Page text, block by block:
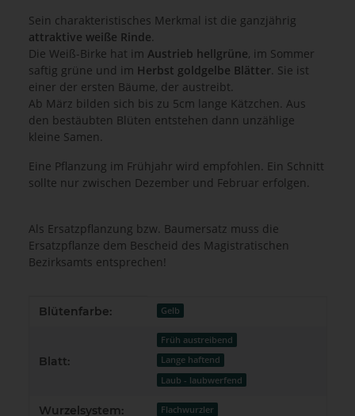
Sein charakteristisches Merkmal ist die ganzjährig
attraktive weiße Rinde.
Die Weiß-Birke hat im Austrieb hellgrüne, im Sommer
saftig grüne und im Herbst goldgelbe Blätter. Sie ist
einer der ersten Bäume, der austreibt.
Ab März bilden sich bis zu 5cm lange Kätzchen. Aus
den bestäubten Blüten entstehen dann unzählige
kleine Samen.
Eine Pflanzung im Frühjahr wird empfohlen. Ein Schnitt
sollte nur zwischen Dezember und Februar erfolgen.
Als Ersatzpflanzung bzw. Baumersatz muss die
Ersatzpflanze dem Bescheid des Magistratischen
Bezirksamts entsprechen!
Produkteigenschaft
Wert
Blütenfarbe: Gelb
Blatt:
Früh austreibend
Lange haftend
Laub - laubwerfend
Wurzelsystem: Flachwurzler